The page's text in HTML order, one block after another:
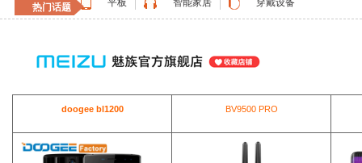
手机
平板 智能家居 穿戴设备
热门话题
vernee
doogee bl1200 BV9500 PRO